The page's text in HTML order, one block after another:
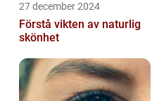
27 december 2024
Förstå vikten av naturlig
skönhet